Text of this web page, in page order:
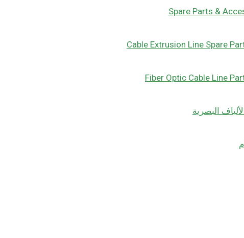
Spare Parts &
Cable Extrusion Line Spare
Fiber Optic Cable Line
البصرية